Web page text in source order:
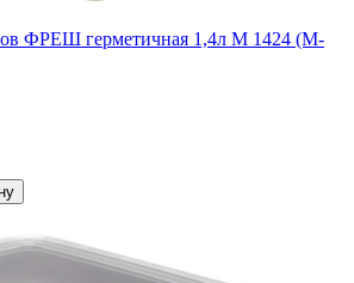
ФРЕШ герметичная 1,4л М 1424 (М-